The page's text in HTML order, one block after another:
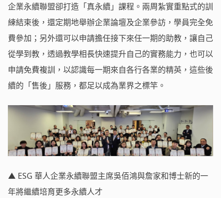
企業永續聯盟卻打造「真永續」課程。兩周紮實重點式的訓
練結束後，還定期地舉辦企業論壇及企業參訪，學員完全免
費參加；另外還可以申請擔任接下來任一期的助教，讓自己
從學到教，透過教學相長快速提升自己的實務能力，也可以
申請免費複訓，以認識每一期來自各行各業的精英，這些後
續的「售後」服務，都足以成為業界之標竿。
▲ ESG 華人企業永續聯盟主席吳佰鴻與詹家和博士新的一
年將繼續培育更多永續人才